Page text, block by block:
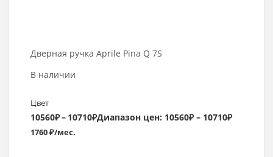
Дверная ручка Aprile Pina Q 7S
В наличии
Цвет
10560₽– 10710₽Диапазон цен: 10560₽ – 10710₽
1760 ₽/мес.